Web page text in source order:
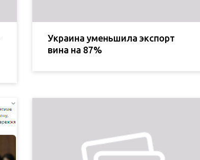
Украина уменьшила экспорт
вина на 87%